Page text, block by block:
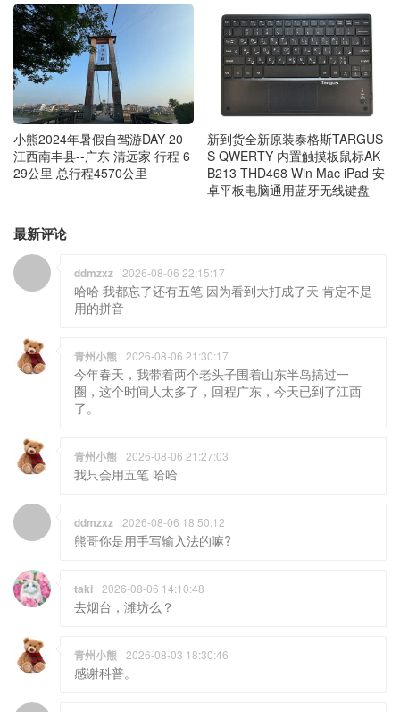
小熊2024年暑假自驾游DAY 20
江西南丰县--广东 清远家 行程 6
29公里 总行程4570公里
新到货全新原装泰格斯TARGUS
S QWERTY 内置触摸板鼠标AK
B213 THD468 Win Mac iPad 安
卓平板电脑通用蓝牙无线键盘
最新评论
ddmzxz 2026-08-06 22:15:17
哈哈 我都忘了还有五笔 因为看到大打成了天 肯定不是
用的拼音
青州小熊 2026-08-06 21:30:17
今年春天，我带着两个老头子围着山东半岛搞过一
圈，这个时间人太多了，回程广东，今天已到了江西
了。
青州小熊 2026-08-06 21:27:03
我只会用五笔 哈哈
ddmzxz 2026-08-06 18:50:12
熊哥你是用手写输入法的嘛?
taki 2026-08-06 14:10:48
去烟台，潍坊么？
青州小熊 2026-08-03 18:30:46
感谢科普。